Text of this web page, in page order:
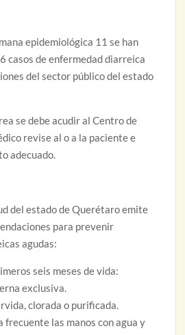
epidemiológica 11 se han
casos de enfermedad diarreica
del sector público del estado
se debe acudir al Centro de
revise al o a la paciente e
adecuado.
del estado de Querétaro emite
para prevenir
agudas:
seis meses de vida:
exclusiva.
clorada o purificada.
frecuente las manos con agua y